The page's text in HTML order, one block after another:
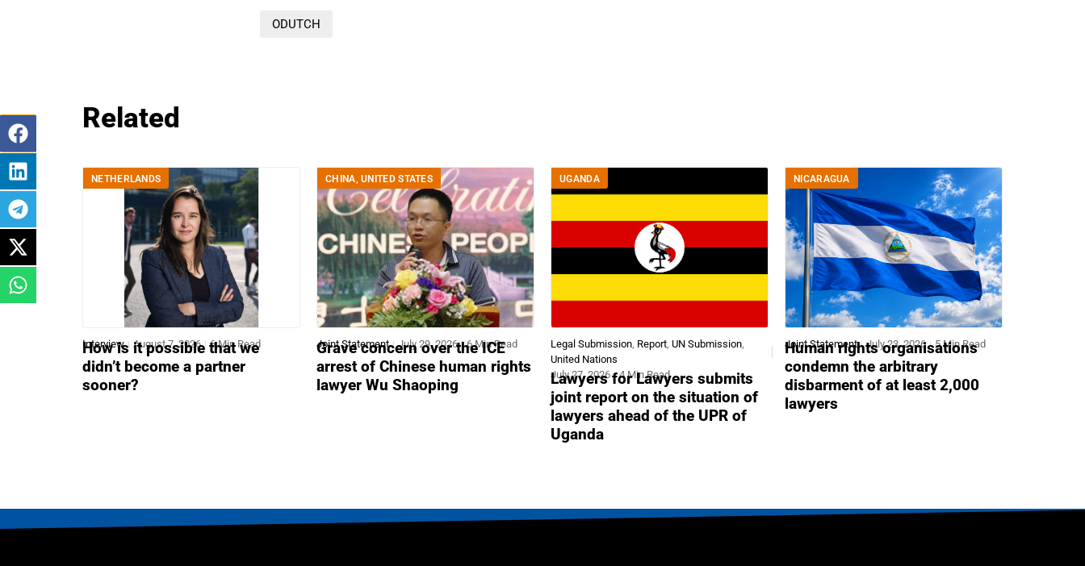
ODUTCH
Related
NETHERLANDS
Interview August 7, 2026 6 Min Read
How is it possible that we
didn’t become a partner
sooner?
CHINA,UNITED STATES
Joint Statement July 29, 2026 6 Min Read
Grave concern over the ICE
arrest of Chinese human rights
lawyer Wu Shaoping
UGANDA
Legal Submission, Report, UN Submission,
United Nations
July 27, 2026
4 Min Read
Lawyers for Lawyers submits
joint report on the situation of
lawyers ahead of the UPR of
Uganda
NICARAGUA
Joint Statement July 23, 2026 5 Min Read
Human rights organisations
condemn the arbitrary
disbarment of at least 2,000
lawyers